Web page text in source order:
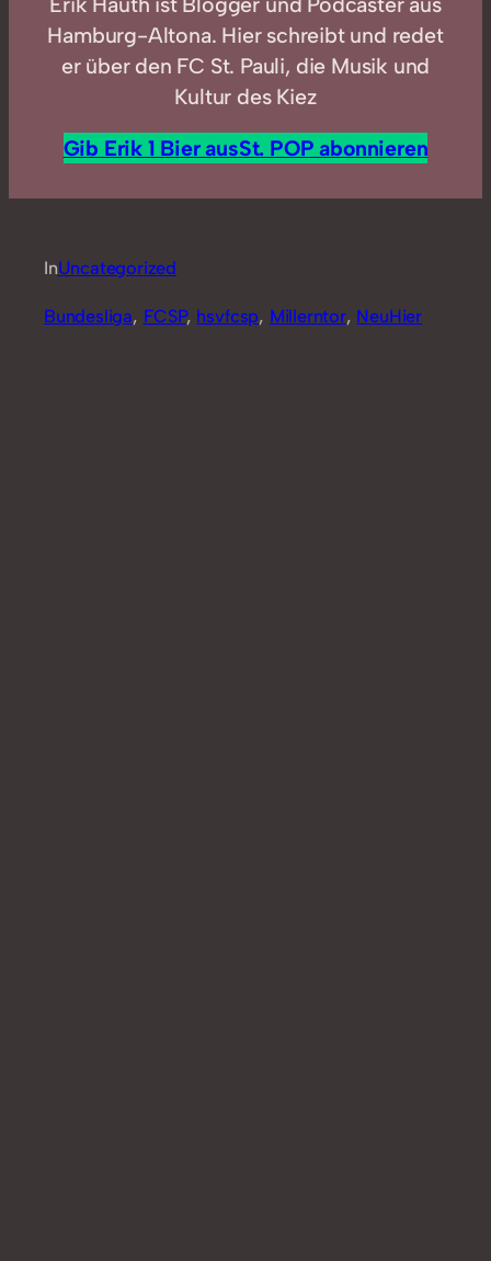
Hamburg-Altona. Hier schreibt und redet
er über den FC St. Pauli, die Musik und
Kultur des Kiez
Gib Erik 1 Bier ausSt. POP abonnieren
InUncategorized
Bundesliga, FCSP, hsvfcsp, Millerntor, NeuHier